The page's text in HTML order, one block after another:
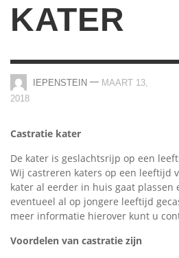
KATER
IEPENSTEIN — MAART 13,
2018
Castratie kater
De kater is geslachtsrijp op een
Wij castreren katers op een leeftijd
kater al eerder in huis gaat plassen
eventueel al op jongere leeftijd
meer informatie hierover kunt u
Voordelen van castratie zijn